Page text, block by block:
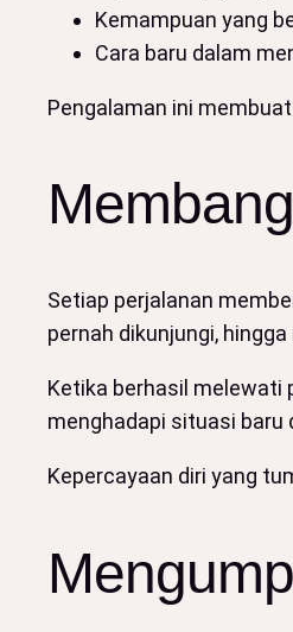
Kemampuan yang
Cara baru dalam
Pengalaman ini
Setiap perjalanan
pernah dikunjungi,
Ketika berhasil melewati
menghadapi situasi baru
Kepercayaan diri yang